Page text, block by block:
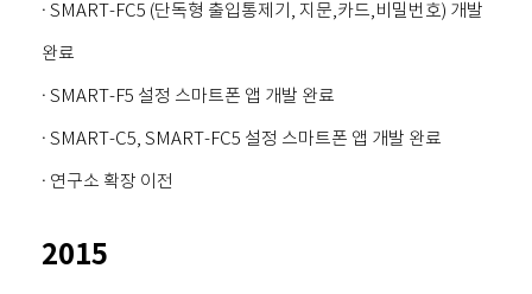
· SMART-FC5 (단독형 출입통제기, 지문,카드,비밀번호) 개발
완료
· SMART-F5 설정 스마트폰 앱 개발 완료
· SMART-C5, SMART-FC5 설정 스마트폰 앱 개발 완료
· 연구소 확장 이전
2015